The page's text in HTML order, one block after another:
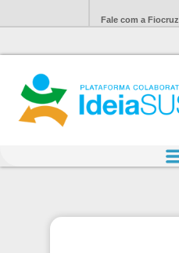
Fale com a Fiocruz